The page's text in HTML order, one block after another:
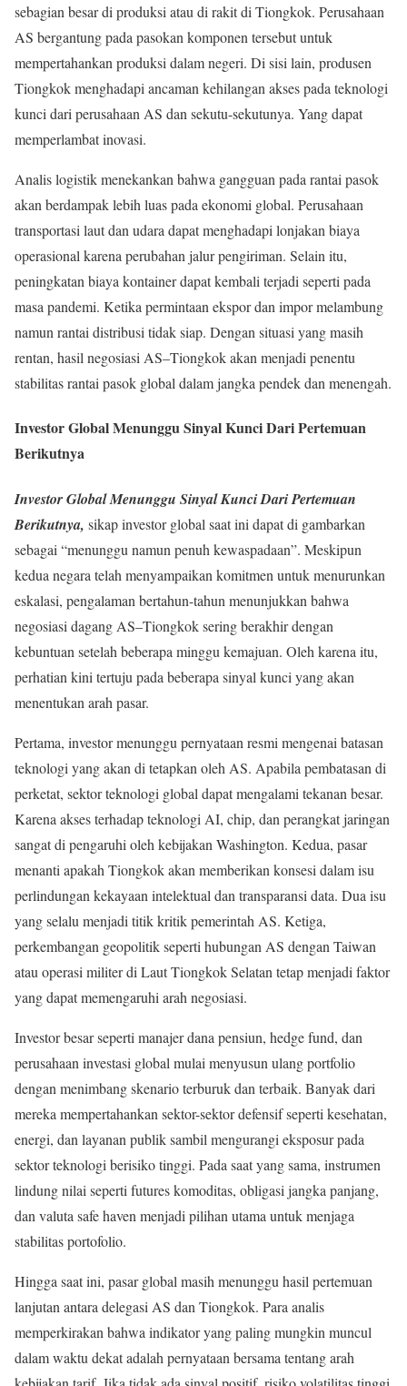
sebagian besar di produksi atau di rakit di Tiongkok. Perusahaan
AS bergantung pada pasokan komponen tersebut untuk
mempertahankan produksi dalam negeri. Di sisi lain, produsen
Tiongkok menghadapi ancaman kehilangan akses pada teknologi
kunci dari perusahaan AS dan sekutu-sekutunya. Yang dapat
memperlambat inovasi.
Analis logistik menekankan bahwa gangguan pada rantai pasok
akan berdampak lebih luas pada ekonomi global. Perusahaan
transportasi laut dan udara dapat menghadapi lonjakan biaya
operasional karena perubahan jalur pengiriman. Selain itu,
peningkatan biaya kontainer dapat kembali terjadi seperti pada
masa pandemi. Ketika permintaan ekspor dan impor melambung
namun rantai distribusi tidak siap. Dengan situasi yang masih
rentan, hasil negosiasi AS–Tiongkok akan menjadi penentu
stabilitas rantai pasok global dalam jangka pendek dan menengah.
Investor Global Menunggu Sinyal Kunci Dari Pertemuan
Berikutnya
Investor Global Menunggu Sinyal Kunci Dari Pertemuan
Berikutnya, sikap investor global saat ini dapat di gambarkan
sebagai “menunggu namun penuh kewaspadaan”. Meskipun
kedua negara telah menyampaikan komitmen untuk menurunkan
eskalasi, pengalaman bertahun-tahun menunjukkan bahwa
negosiasi dagang AS–Tiongkok sering berakhir dengan
kebuntuan setelah beberapa minggu kemajuan. Oleh karena itu,
perhatian kini tertuju pada beberapa sinyal kunci yang akan
menentukan arah pasar.
Pertama, investor menunggu pernyataan resmi mengenai batasan
teknologi yang akan di tetapkan oleh AS. Apabila pembatasan di
perketat, sektor teknologi global dapat mengalami tekanan besar.
Karena akses terhadap teknologi AI, chip, dan perangkat jaringan
sangat di pengaruhi oleh kebijakan Washington. Kedua, pasar
menanti apakah Tiongkok akan memberikan konsesi dalam isu
perlindungan kekayaan intelektual dan transparansi data. Dua isu
yang selalu menjadi titik kritik pemerintah AS. Ketiga,
perkembangan geopolitik seperti hubungan AS dengan Taiwan
atau operasi militer di Laut Tiongkok Selatan tetap menjadi faktor
yang dapat memengaruhi arah negosiasi.
Investor besar seperti manajer dana pensiun, hedge fund, dan
perusahaan investasi global mulai menyusun ulang portfolio
dengan menimbang skenario terburuk dan terbaik. Banyak dari
mereka mempertahankan sektor-sektor defensif seperti kesehatan,
energi, dan layanan publik sambil mengurangi eksposur pada
sektor teknologi berisiko tinggi. Pada saat yang sama, instrumen
lindung nilai seperti futures komoditas, obligasi jangka panjang,
dan valuta safe haven menjadi pilihan utama untuk menjaga
stabilitas portofolio.
Hingga saat ini, pasar global masih menunggu hasil pertemuan
lanjutan antara delegasi AS dan Tiongkok. Para analis
memperkirakan bahwa indikator yang paling mungkin muncul
dalam waktu dekat adalah pernyataan bersama tentang arah